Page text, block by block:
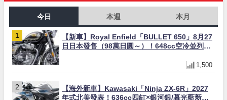
今日 本週 本月
【新車】Royal Enfield「BULLET 650」8月27
日日本發售（98萬日圓～）！648cc空冷並列雙
1,500
【海外新車】Kawasaki「Ninja ZX-6R」2027
年式北美發表！636cc四缸×銀河銀/暮光藍新色